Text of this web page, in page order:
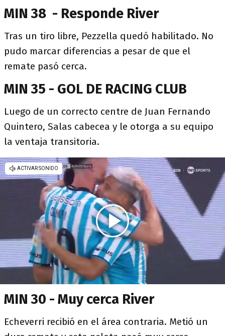
MIN 38 - Responde River
Tras un tiro libre, Pezzella quedó habilitado. No
pudo marcar diferencias a pesar de que el
remate pasó cerca.
MIN 35 - GOL DE RACING CLUB
Luego de un correcto centre de Juan Fernando
Quintero, Salas cabecea y le otorga a su equipo
la ventaja transitoria.
MIN 30 - Muy cerca River
Echeverri recibió en el área contraria. Metió un